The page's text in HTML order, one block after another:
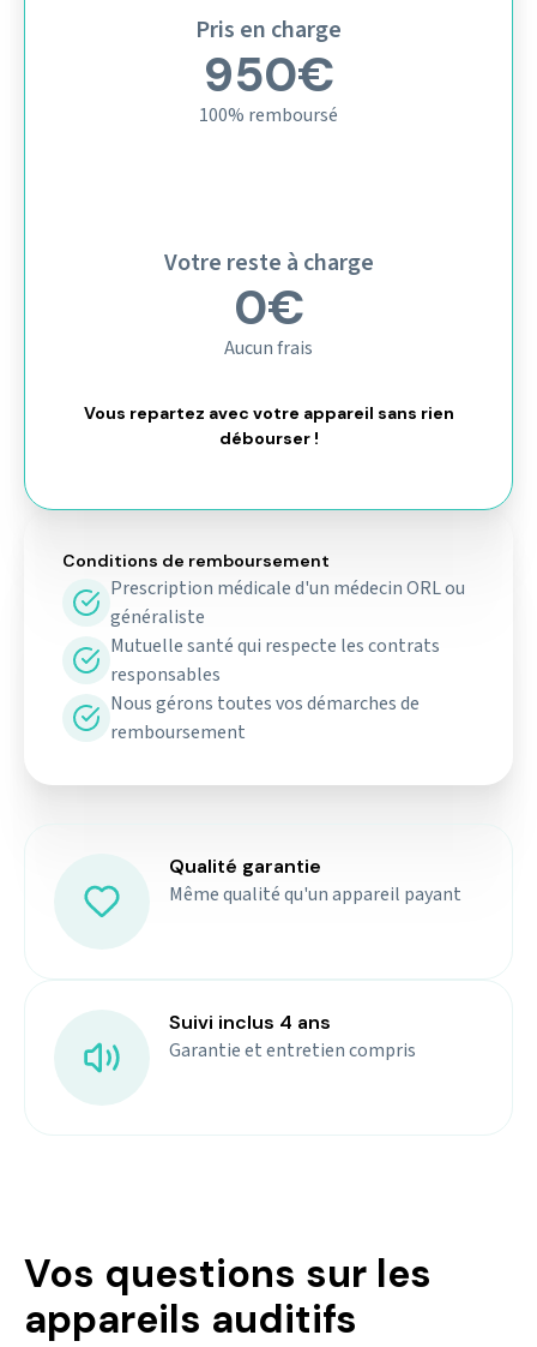
Pris en charge
950€
100% remboursé
Votre reste à charge
0€
Aucun frais
Vous repartez avec votre appareil sans rien
débourser !
Conditions de remboursement
Prescription médicale d'un médecin ORL ou
généraliste
Mutuelle santé qui respecte les contrats
responsables
Nous gérons toutes vos démarches de
remboursement
Qualité garantie
Même qualité qu'un appareil payant
Suivi inclus 4 ans
Garantie et entretien compris
Vos questions sur les
appareils auditifs